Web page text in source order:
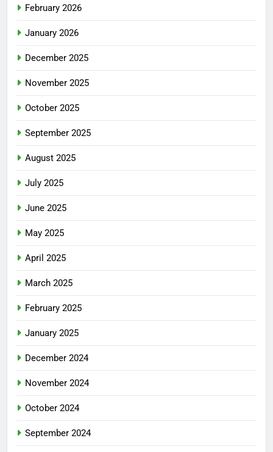
February 2026
January 2026
December 2025
November 2025
October 2025
September 2025
August 2025
July 2025
June 2025
May 2025
April 2025
March 2025
February 2025
January 2025
December 2024
November 2024
October 2024
September 2024